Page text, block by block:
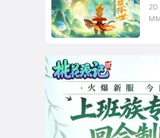
幻大作
国产最经典Q版回合精
品之一
2D